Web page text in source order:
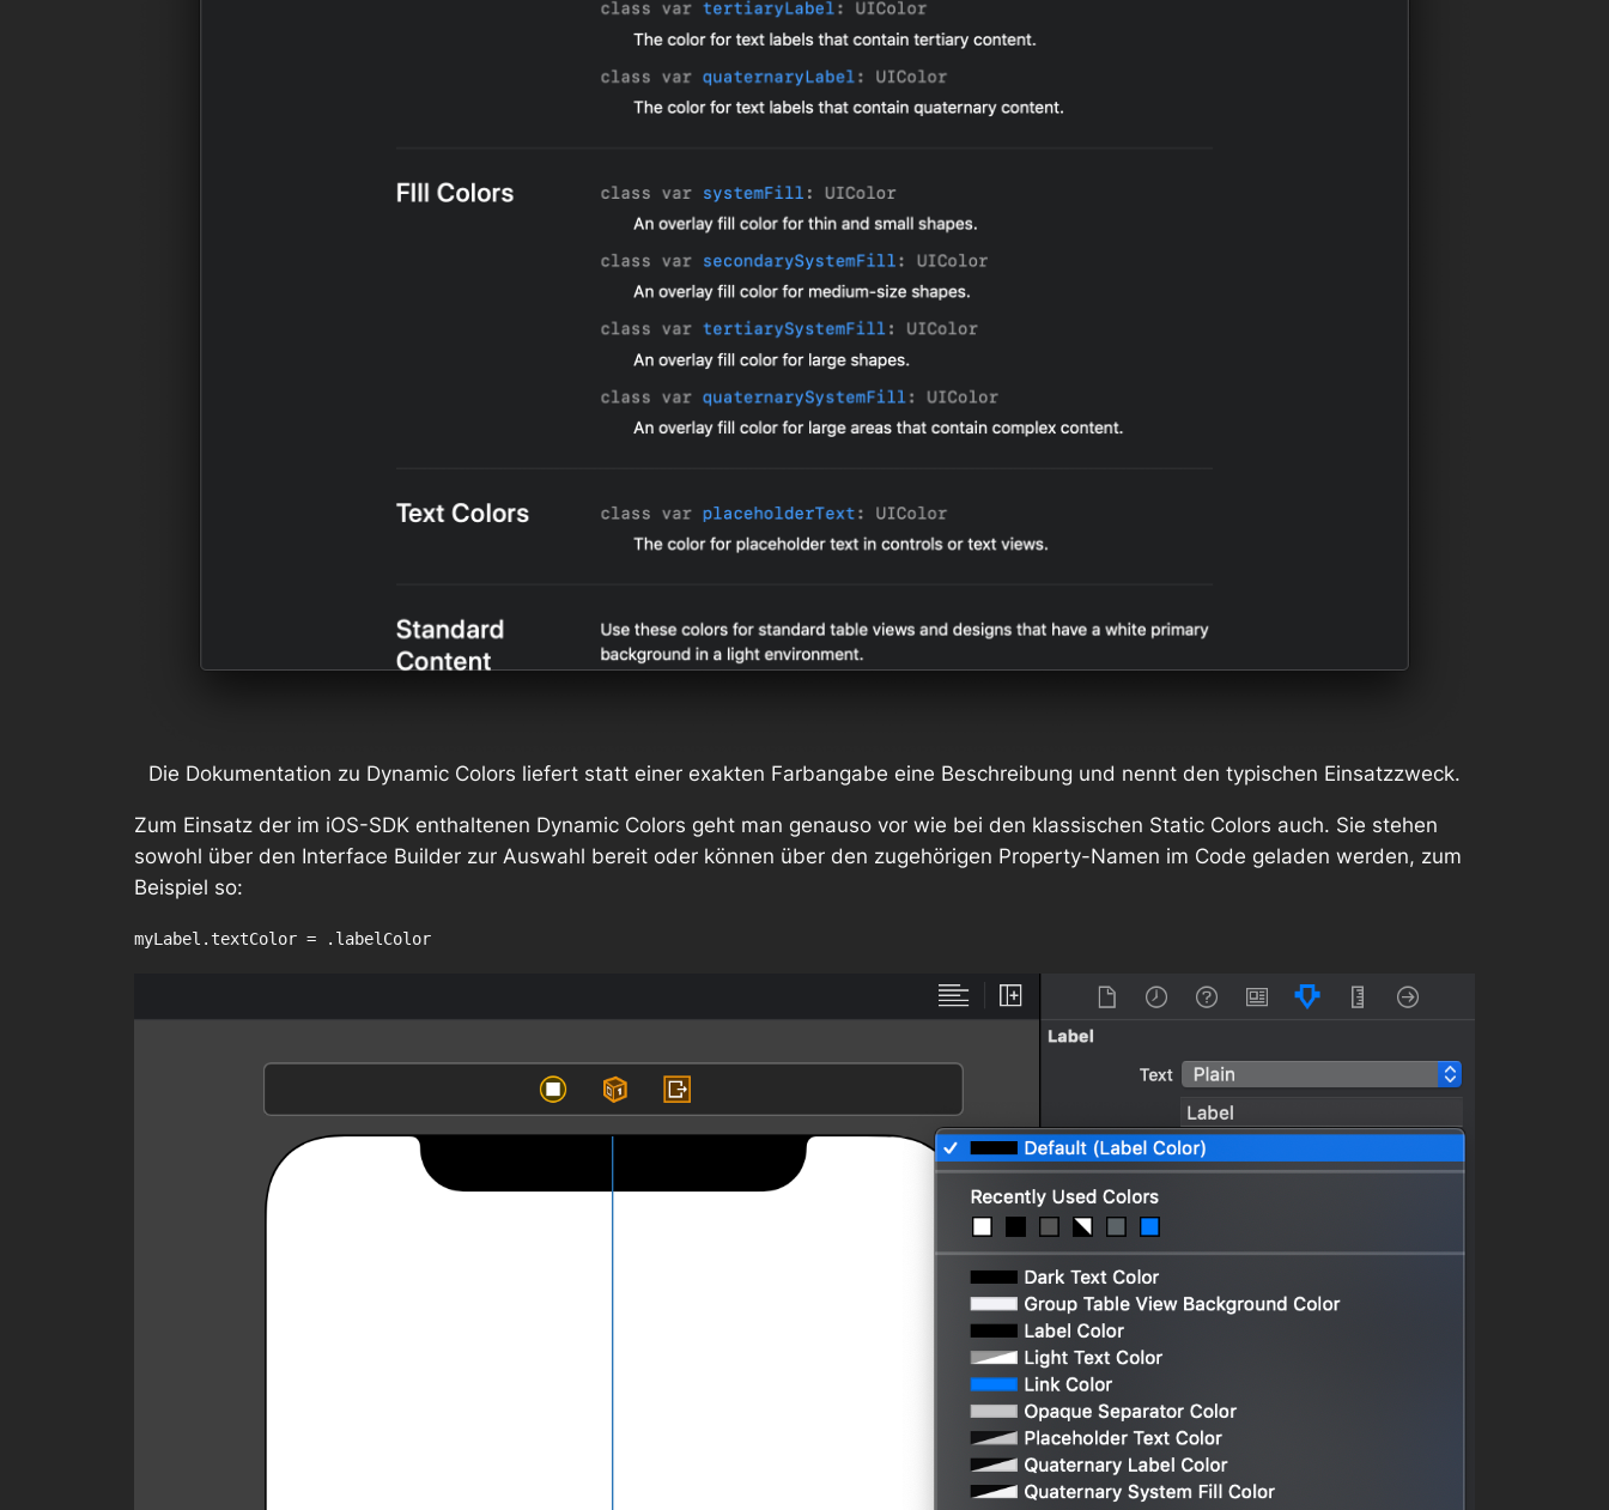
Die Dokumentation zu Dynamic Colors liefert statt einer exakten Farbangabe eine Beschreibung und nennt den typischen Einsatzzweck.
Zum Einsatz der im iOS-SDK enthaltenen Dynamic Colors geht man genauso vor wie bei den klassischen Static Colors auch. Sie stehen
sowohl über den Interface Builder zur Auswahl bereit oder können über den zugehörigen Property-Namen im Code geladen werden, zum
Beispiel so:
myLabel.textColor = .labelColor